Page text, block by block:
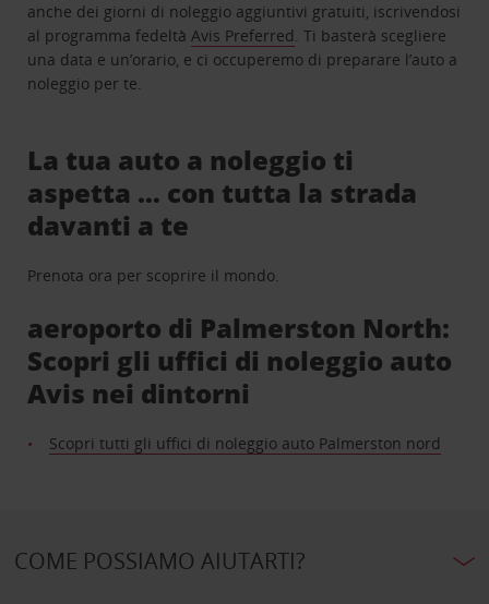
anche dei giorni di noleggio aggiuntivi gratuiti, iscrivendosi
al programma fedeltàAvis Preferred. Ti basterà scegliere
una data e un’orario, e ci occuperemo di preparare l’auto a
noleggio per te.
La tua auto a noleggio ti
aspetta … con tutta la strada
davanti a te
Prenota ora per scoprire il mondo.
aeroporto di Palmerston North:
Scopri gli uffici di noleggio auto
Avis nei dintorni
Scopri tutti gli uffici di noleggio auto Palmerston nord
COME POSSIAMO AIUTARTI?